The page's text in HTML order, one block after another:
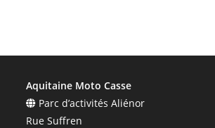
Aquitaine Moto Casse
Parc d’activités Aliénor
Rue Suffren